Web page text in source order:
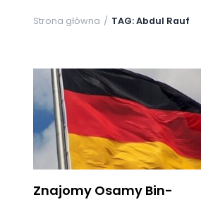
Strona główna TAG: Abdul Rauf
Znajomy Osamy Bin-